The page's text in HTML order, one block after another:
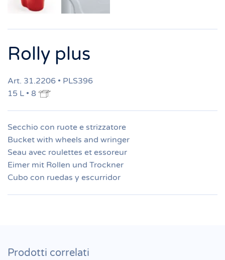
Rolly plus
Art. 31.2206 • PLS396
15 L • 8
Secchio con ruote e strizzatore
Bucket with wheels and wringer
Seau avec roulettes et essoreur
Eimer mit Rollen und Trockner
Cubo con ruedas y escurridor
Prodotti correlati